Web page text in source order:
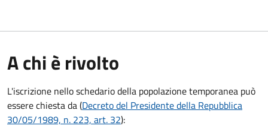
A chi è rivolto
L'iscrizione nello schedario della popolazione temporanea può
essere chiesta da (Decreto del Presidente della Repubblica
30/05/1989, n. 223, art. 32):